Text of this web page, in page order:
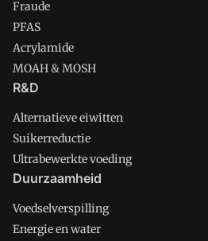
Fraude
PFAS
Acrylamide
MOAH & MOSH
R&D
Alternatieve eiwitten
Suikerreductie
Ultrabewerkte voeding
Duurzaamheid
Voedselverspilling
Energie en water